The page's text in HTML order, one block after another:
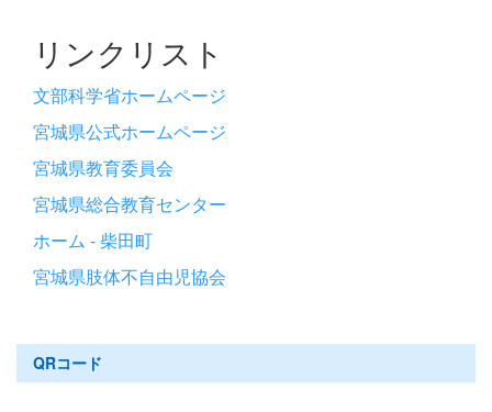
リンクリスト
文部科学省ホームページ
宮城県公式ホームページ
宮城県教育委員会
宮城県総合教育センター
ホーム - 柴田町
宮城県肢体不自由児協会
QRコード